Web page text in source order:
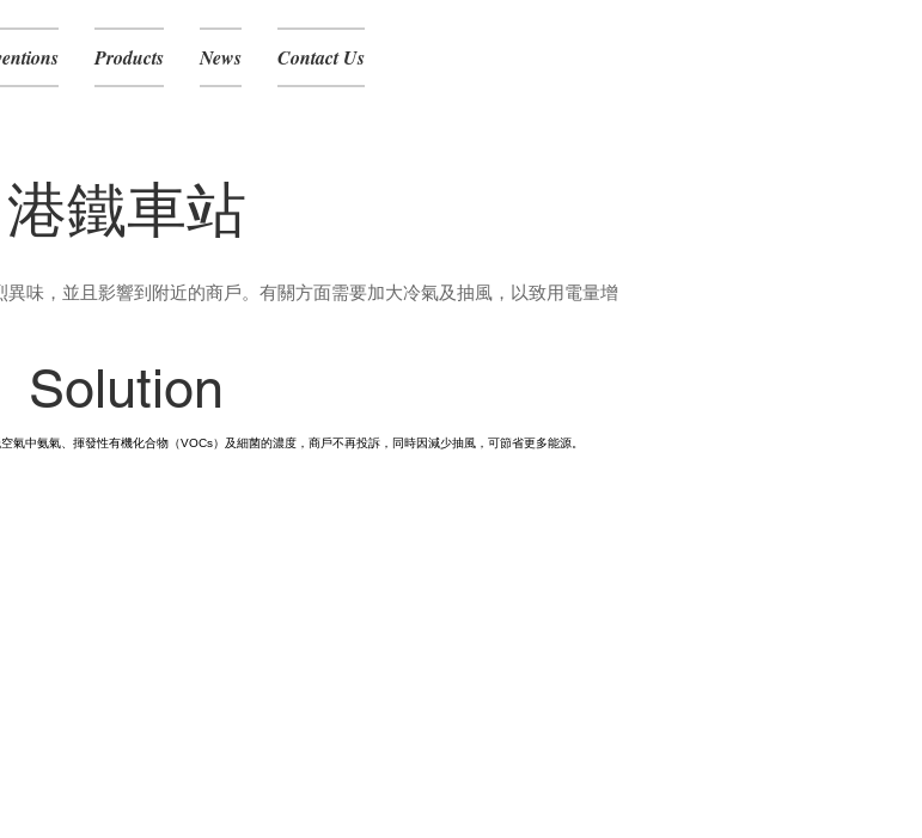
Products News Contact Us
港鐵車站
味，並且影響到附近的商戶。有關方面需要加大冷氣及抽風，以致用電量增
Solution
中氨氣、揮發性有機化合物（VOCs）及細菌的濃度，商戶不再投訴，同時因減少抽風，可節省更多能源。